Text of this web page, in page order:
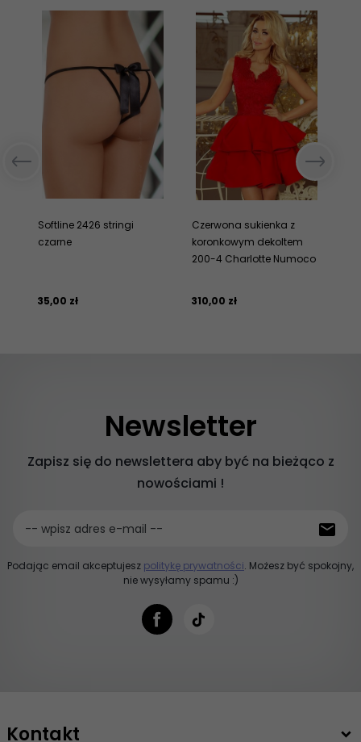
Softline 2426 stringi
czarne
35,00 zł
Czerwona sukienka z
koronkowym dekoltem
200-4 Charlotte Numoco
310,00 zł
Newsletter
Zapisz się do newslettera aby być na bieżąco z
nowościami !
-- wpisz adres e-mail --
Podając email akceptujesz politykę prywatności. Możesz być spokojny,
nie wysyłamy spamu :)
Kontakt